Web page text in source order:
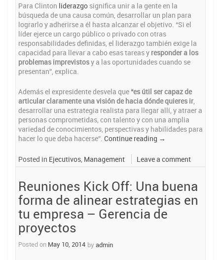
Para Clinton liderazgo significa unir a la gente en la
búsqueda de una causa común, desarrollar un plan para
lograrlo y adherirse a él hasta alcanzar el objetivo. “Si el
líder ejerce un cargo público o privado con otras
responsabilidades definidas, el liderazgo también exige la
capacidad para llevar a cabo esas tareas y responder a los
problemas imprevistosy a las oportunidades cuando se
presentan”, explica.
Además el expresidente desvela que “es útil ser capaz de
articular claramente una visión de hacia dónde quieres ir,
desarrollar una estrategia realista para llegar allí, y atraer a
personas comprometidas, con talento y con una amplia
variedad de conocimientos, perspectivas y habilidades para
hacer lo que deba hacerse”. Continue reading “Bill
lecciones
expresidente
sobre
el
liderazgo”
→
Posted in Ejecutivos Management Leave a comment
Reuniones Kick Off: Una buena
forma de alinear estrategias en
tu empresa – Gerencia de
proyectos
Posted on May 10, 2014 by admin